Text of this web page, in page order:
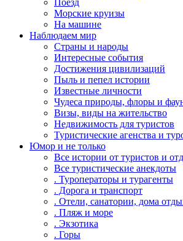
Поезд
Морские круизы
На машине
Наблюдаем мир
Страны и народы
Интересные события
Достижения цивилизаций
Пыль и пепел истории
Известные личности
Чудеса природы, флоры и
Визы, виды на жительство
Недвижимость для туристов
Туристические агенства и
Юмор и не только
Все истории от туристов и
Все туристические анекдоты
. Туроператоры и турагенты
. Дорога и транспорт
. Отели, санатории, дома
. Пляж и море
. Экзотика
. Горы